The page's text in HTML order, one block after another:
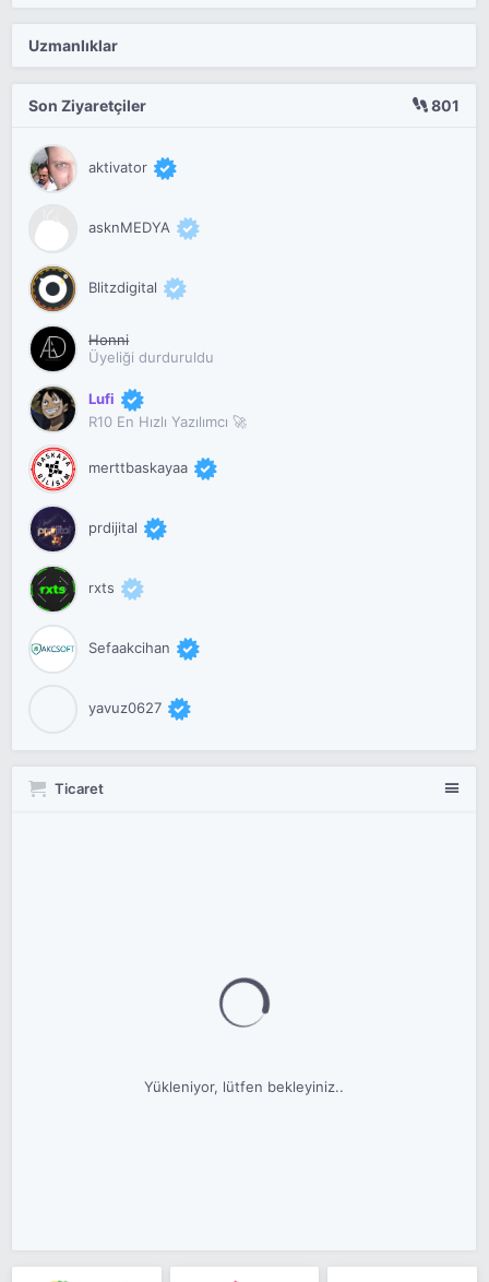
Uzmanlıklar
Son Ziyaretçiler 801
aktivator
asknMEDYA
Blitzdigital
Honni
Üyeliği durduruldu
Lufi
R10 En Hızlı Yazılımcı 🚀
merttbaskayaa
prdijital
rxts
Sefaakcihan
yavuz0627
Ticaret
Yükleniyor, lütfen bekleyiniz..